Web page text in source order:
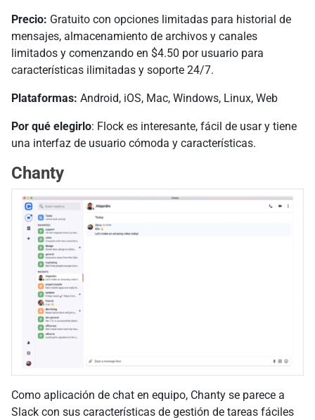
Precio: Gratuito con opciones limitadas para historial de
mensajes, almacenamiento de archivos y canales
limitados y comenzando en $4.50 por usuario para
características ilimitadas y soporte 24/7.
Plataformas: Android, iOS, Mac, Windows, Linux, Web
Por qué elegirlo: Flock es interesante, fácil de usar y tiene
una interfaz de usuario cómoda y características.
Chanty
Como aplicación de chat en equipo, Chanty se parece a
Slack con sus características de gestión de tareas fáciles